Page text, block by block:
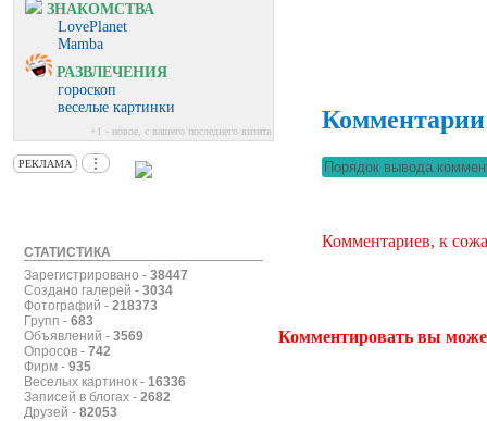
ЗНАКОМСТВА
LovePlanet
Mamba
РАЗВЛЕЧЕНИЯ
гороскоп
веселые картинки
+1 - новое, с вашего последнего визита
РЕКЛАМА ⋮
СТАТИСТИКА
Зарегистрировано - 38447
Создано галерей - 3034
Фотографий - 218373
Групп - 683
Объявлений - 3569
Опросов - 742
Фирм - 935
Веселых картинок - 16336
Записей в блогах - 2682
Друзей - 82053
Комментарии
Комментариев, к
Комментировать вы